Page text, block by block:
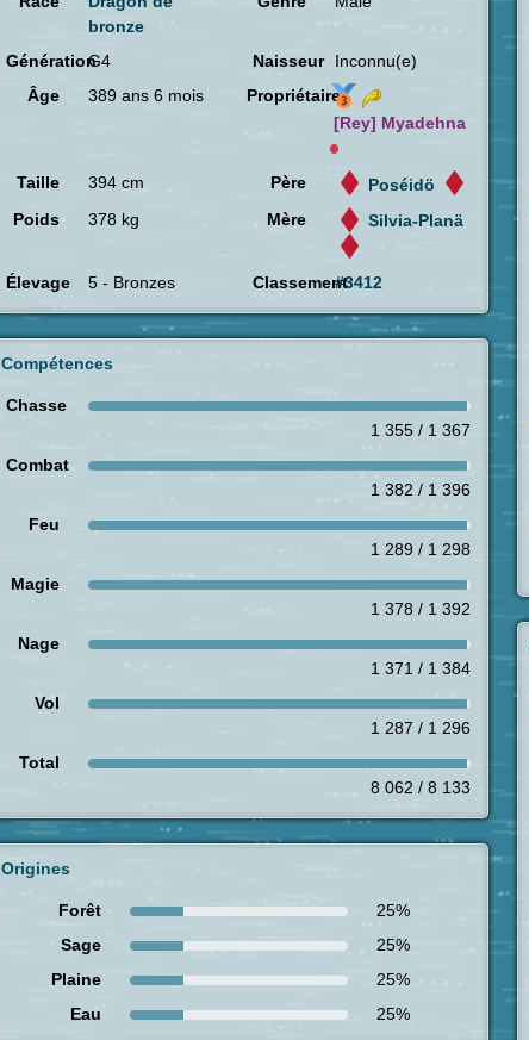
bronze
GénérationG4 Naisseur
Inconnu(e)
Âge
389 ans 6 mois
Propriétaire
[Rey] Myadehna
Taille 394 cm Père
Poséidö
Poids
378 kg Mère Silvia-Planä
Élevage 5 - Bronzes Classement#3412
Compétences
Chasse
1 355 / 1 367
Combat
1 382 / 1 396
Feu
1 289 / 1 298
Magie
1 378 / 1 392
Nage
1 371 / 1 384
Vol
1 287 / 1 296
Total
8 062 / 8 133
Origines
Forêt
25%
Sage
25%
Plaine
25%
Eau
25%